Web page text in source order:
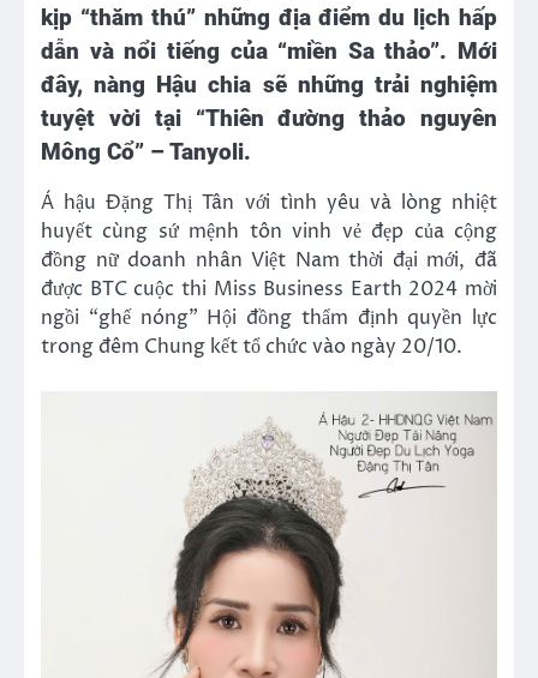
kịp “thăm thú” những địa điểm du lịch hấp
dẫn và nổi tiếng của “miền Sa thảo”. Mới
đây, nàng Hậu chia sẽ những trải nghiệm
tuyệt vời tại “Thiên đường thảo nguyên
Mông Cổ” – Tanyoli.
Á hậu Đặng Thị Tân với tình yêu và lòng nhiệt
huyết cùng sứ mệnh tôn vinh vẻ đẹp của cộng
đồng nữ doanh nhân Việt Nam thời đại mới, đã
được BTC cuộc thi Miss Business Earth 2024 mời
ngồi “ghế nóng” Hội đồng thẩm định quyền lực
trong đêm Chung kết tổ chức vào ngày 20/10.